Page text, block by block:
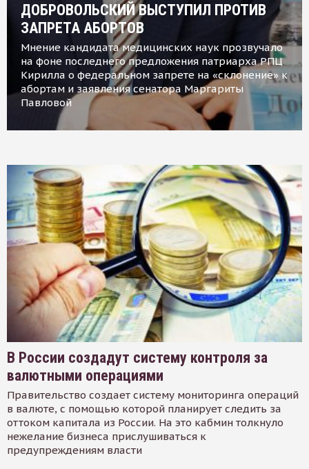
ДОБРОВОЛЬСКИЙ ВЫСТУПИЛ ПРОТИВ
ЗАПРЕТА АБОРТОВ
Мнение кандидата медицинских наук прозвучало
на фоне последнего предложения патриарха РПЦ
Кирилла о федеральном запрете на «склонение» к
абортам и заявления сенатора Маргариты
Павловой
В России создадут систему контроля за
валютными операциями
Правительство создает систему мониторинга операций
в валюте, с помощью которой планирует следить за
оттоком капитала из России. На это кабмин толкнуло
нежелание бизнеса прислушиваться к
предупреждениям власти